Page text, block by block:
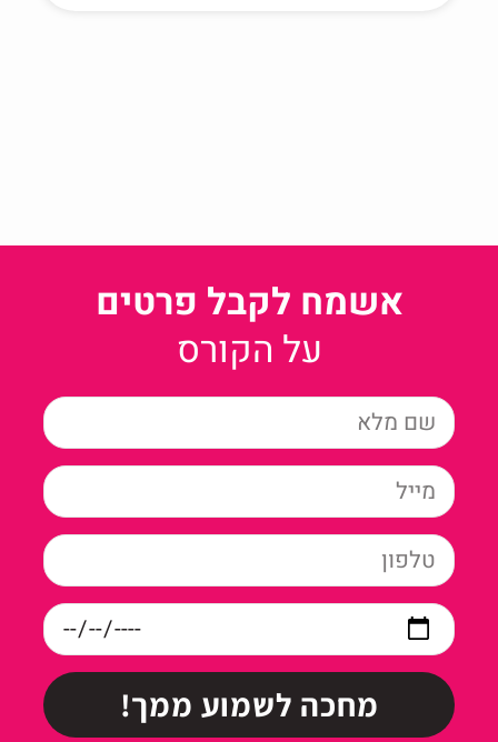
אשמח לקבל פרטים
על הקורס
מחכה לשמוע ממך!